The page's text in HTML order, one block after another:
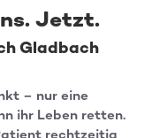
Jetzt.
Gladbach
– nur eine
ihr Leben retten.
rechtzeitig